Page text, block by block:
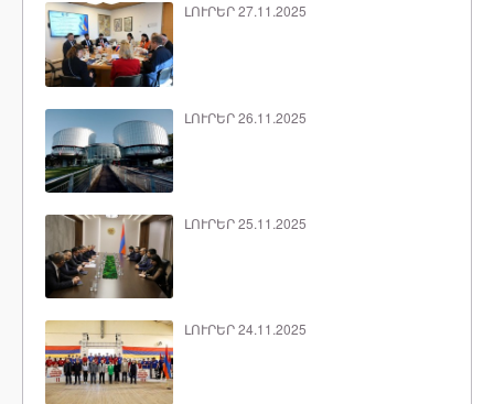
ԼՈՒՐԵՐ 27.11.2025
ԼՈՒՐԵՐ 26.11.2025
ԼՈՒՐԵՐ 25.11.2025
ԼՈՒՐԵՐ 24.11.2025